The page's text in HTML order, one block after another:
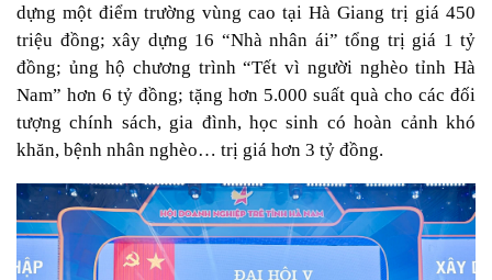
dựng một điểm trường vùng cao tại Hà Giang trị giá 450
triệu đồng; xây dựng 16 “Nhà nhân ái” tổng trị giá 1 tỷ
đồng; ủng hộ chương trình “Tết vì người nghèo tỉnh Hà
Nam” hơn 6 tỷ đồng; tặng hơn 5.000 suất quà cho các đối
tượng chính sách, gia đình, học sinh có hoàn cảnh khó
khăn, bệnh nhân nghèo… trị giá hơn 3 tỷ đồng.